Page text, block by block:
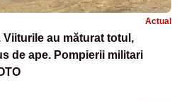
Actual
Viiturile au măturat totul,
de ape. Pompierii militari